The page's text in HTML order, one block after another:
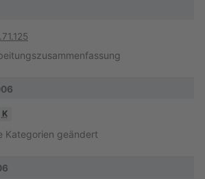
K
Kategorien geändert